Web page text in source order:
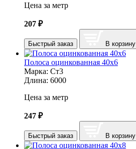
Цена за метр
207 ₽
Быстрый заказ В корзину
Полоса оцинкованная 40х6
Марка: Ст3
Длина: 6000
Цена за метр
247 ₽
Быстрый заказ В корзину